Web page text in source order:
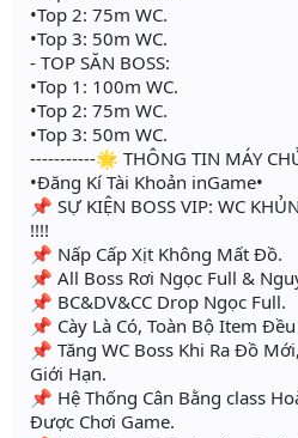
•Top 2: 75m WC.
•Top 3: 50m WC.
- TOP SĂN BOSS:
•Top 1: 100m WC.
•Top 2: 75m WC.
•Top 3: 50m WC.
-----------🌟 THÔNG TIN MÁY
•Đăng Kí Tài Khoản inGame•
📌 SỰ KIỆN BOSS VIP: WC
!!!!
📌 Nấp Cấp Xịt Không Mất Đồ.
📌 All Boss Rơi Ngọc Full &
📌 BC&DV&CC Drop Ngọc Full.
📌 Cày Là Có, Toàn Bộ Item
📌 Tăng WC Boss Khi Ra Đồ
Giới Hạn.
📌 Hệ Thống Cân Bằng class
Được Chơi Game.